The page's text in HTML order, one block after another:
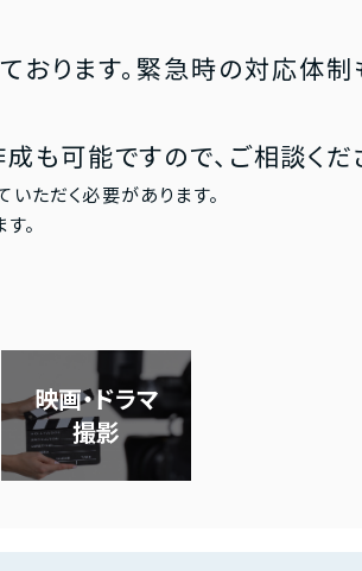
おります。緊急時の対応体制
も可能ですので、ご相談くだ
ただく必要があります。
。
映画・ドラマ
撮影